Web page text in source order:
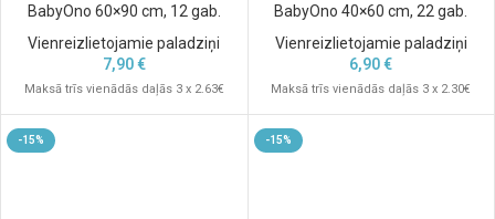
BabyOno 60×90 cm, 12 gab.
Vienreizlietojamie paladziņi
7,90€
Maksā trīs vienādās daļās 3 x 2.63€
BabyOno 40×60 cm, 22 gab.
Vienreizlietojamie paladziņi
6,90€
Maksā trīs vienādās daļās 3 x 2.30€
-15% -15%